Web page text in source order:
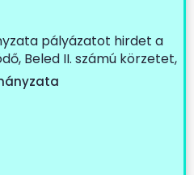
pályázatot hirdet a
Beled II. számú körzetet,